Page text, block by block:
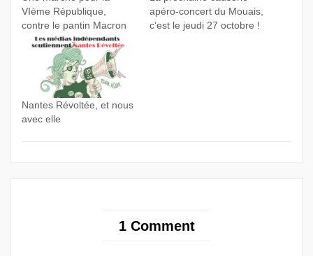
VIème République,
contre le pantin Macron
apéro-concert du Mouais,
c’est le jeudi 27 octobre !
Nantes Révoltée, et nous
avec elle
1 Comment